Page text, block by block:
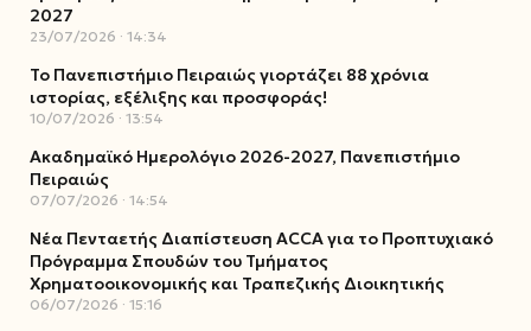
2027
23/07/2026 14:34
Το Πανεπιστήμιο Πειραιώς γιορτάζει 88 χρόνια
ιστορίας, εξέλιξης και προσφοράς!
10/07/2026 13:54
Ακαδημαϊκό Ημερολόγιο 2026-2027, Πανεπιστήμιο
Πειραιώς
07/07/2026 14:54
Νέα Πενταετής Διαπίστευση ACCA για το Προπτυχιακό
Πρόγραμμα Σπουδών του Τμήματος
Χρηματοοικονομικής και Τραπεζικής Διοικητικής
06/07/2026 15:16